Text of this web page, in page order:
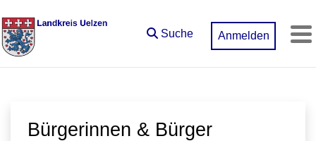
Suche Anmelden
Bürgerinnen & Bürger